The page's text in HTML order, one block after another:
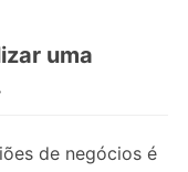
uma
de negócios é